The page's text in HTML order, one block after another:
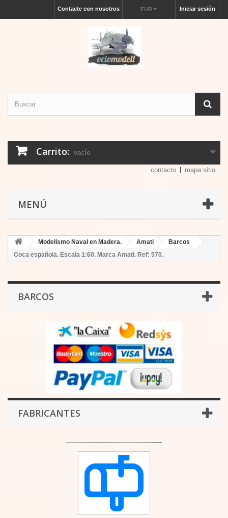
Iniciar sesión
EUR
Contacte con nosotros
Carrito: vacío
contacto mapa sitio
MENÚ
Modelismo Naval en Madera. Amati
Barcos
Coca española. Escala 1:60. Marca Amati. Ref: 570.
BARCOS
FABRICANTES
-----------------------------------------------